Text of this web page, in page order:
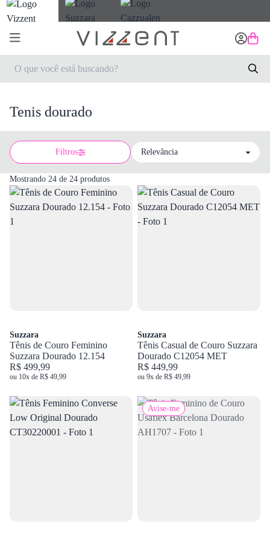
Tenis dourado
Filtros
Sort by
Mostrando 24 de 24 produtos
Suzzara
Tênis de Couro Feminino
Suzzara Dourado 12.154
R$ 499,99
ou 10x de R$ 49,99
Suzzara
Tênis Casual de Couro Suzzara
Dourado C12054 MET
R$ 449,99
ou 9x de R$ 49,99
Avise-me